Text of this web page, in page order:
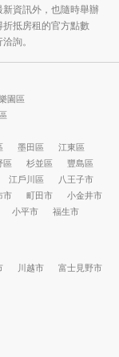
資訊外，也隨時舉辦
抵房租的官方點數
詢。
園區
墨田區
江東區
區 杉並區
豐島區
江戶川區
八王子市
市 町田市
小金井市
小平市
福生市
川越市
富士見野市